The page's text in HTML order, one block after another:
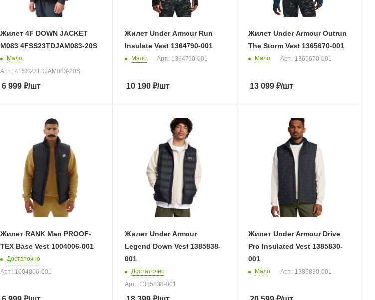
Жилет 4F DOWN JACKET
M083 4FSS23TDJAM083-20S
Мало
Арт.: 4FSS23TDJAM083-20S
6 999 ₽/шт
Жилет Under Armour Run
Insulate Vest 1364790-001
Мало Арт.: 1364790-001
10 190₽/шт
Жилет Under Armour Outrun
The Storm Vest 1365670-001
Мало Арт.: 1365670-001
13 099₽/шт
Жилет RANK Man PROOF-
TEX Base Vest 1004006-001
Достаточно
Арт.: 1004006-001
Жилет Under Armour
Legend Down Vest 1385838-
001
Достаточно
Арт.: 1385838-001
Жилет Under Armour Drive
Pro Insulated Vest 1385830-
001
Мало Арт.: 1385830-001